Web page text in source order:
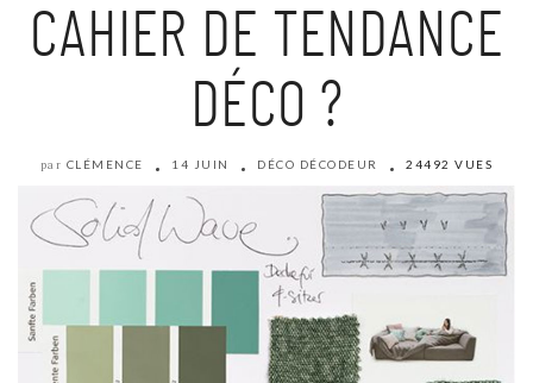
CAHIER DE TENDANCE
DÉCO ?
par CLÉMENCE 14 JUIN DÉCO DÉCODEUR 24492 VUES